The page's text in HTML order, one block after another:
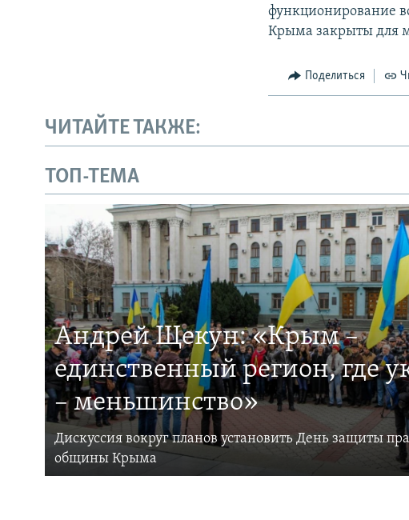
функционирование
Крыма закрыты для
Поделиться
ЧИТАЙТЕ ТАКЖЕ:
ТОП-ТЕМА
Андрей Щекун: «Крым –
единственный регион, где
– меньшинство»
Дискуссия вокруг планов установить День защиты
общины Крыма